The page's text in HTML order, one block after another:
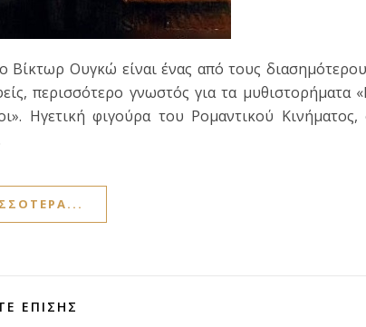
Βίκτωρ Ουγκώ είναι ένας από τους
περισσότερο γνωστός για τα μυθιστορήματα
Ηγετική φιγούρα του Ρομαντικού Κινήματος,
ΕΠΊΣΗΣ